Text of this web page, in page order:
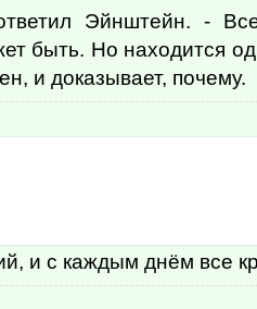
Эйнштейн. -
быть. Hо находится
и доказывает, почему.
и с каждым днём все